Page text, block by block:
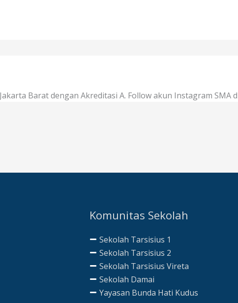
Barat dengan Akreditasi A. Follow akun Instagram SMA
Komunitas Sekolah
Sekolah Tarsisius 1
Sekolah Tarsisius 2
Sekolah Tarsisius Vireta
Sekolah Damai
Yayasan Bunda Hati Kudus